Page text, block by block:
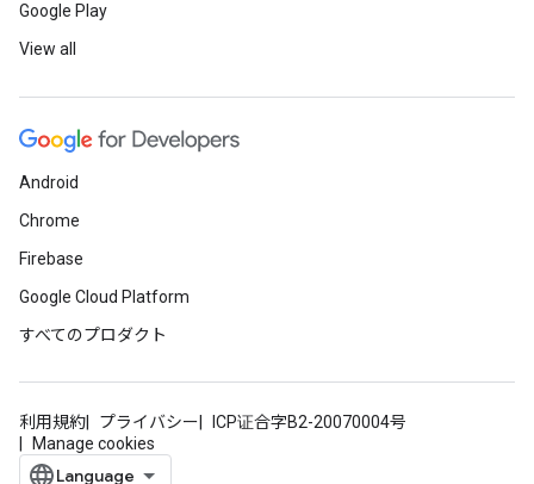
Google Play
View all
Android
Chrome
Firebase
Google Cloud Platform
すべてのプロダクト
利用規約 プライバシー
ICP证合字B2-20070004号
Manage cookies